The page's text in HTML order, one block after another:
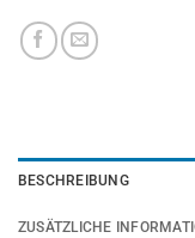
BESCHREIBUNG
ZUSÄTZLICHE